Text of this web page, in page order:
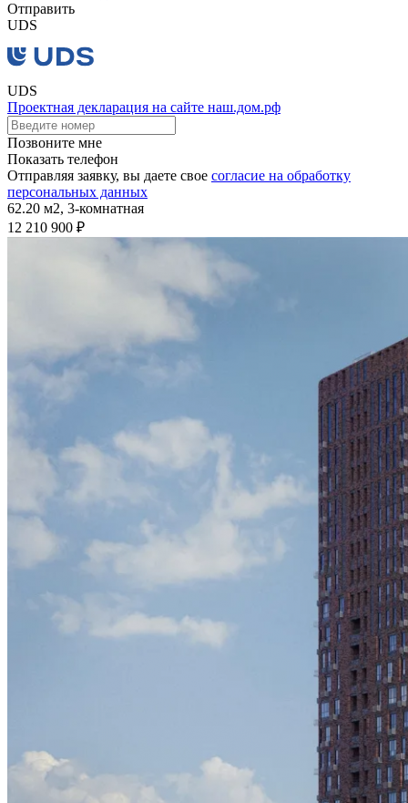
Отправить
UDS
UDS
Проектная декларация на сайте наш.дом.рф
Позвоните мне
Показать телефон
Отправляя заявку, вы даете свое согласие на обработку
персональных данных
62.20 м2, 3-комнатная
12 210 900 ₽